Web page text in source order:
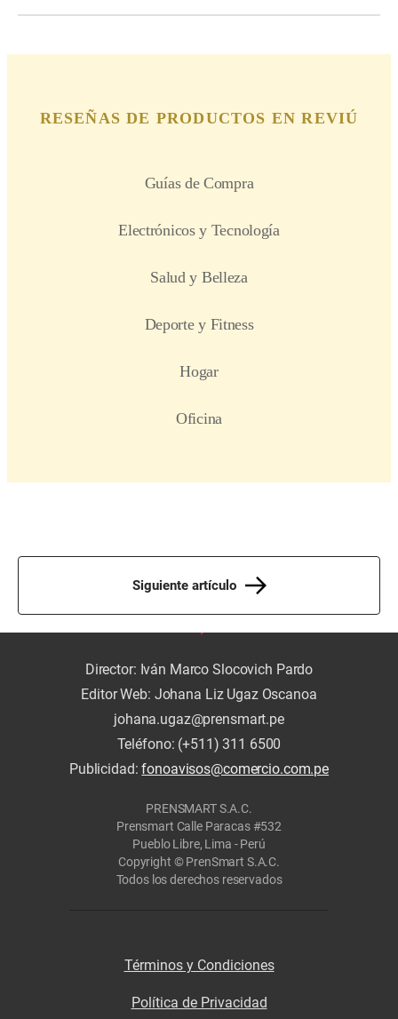
Siguiente artículo
Director: Iván Marco Slocovich Pardo
Editor Web: Johana Liz Ugaz Oscanoa
johana.ugaz@prensmart.pe
Teléfono: (+511) 311 6500
Publicidad:fonoavisos@comercio.com.pe
PRENSMART S.A.C.
Prensmart Calle Paracas #532
Pueblo Libre, Lima - Perú
Copyright © PrenSmart S.A.C.
Todos los derechos reservados
Términos y Condiciones
Política de Privacidad